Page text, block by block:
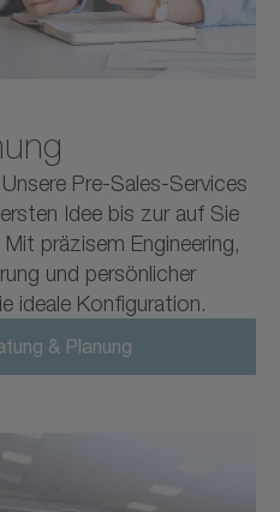
Pre-Sales-Services
Idee bis zur auf Sie
präzisem Engineering,
und persönlicher
ideale Konfiguration.
& Planung